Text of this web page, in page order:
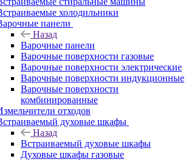
холодильники
панели
Назад
Варочные панели
Варочные поверхности газовые
Варочные поверхности электрические
Варочные поверхности индукционные
Варочные поверхности
комбинированные
отходов
духовые шкафы
Назад
Встраиваемый духовые шкафы
Духовые шкафы газовые